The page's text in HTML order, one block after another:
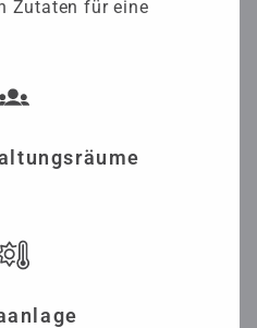
Zutaten für eine